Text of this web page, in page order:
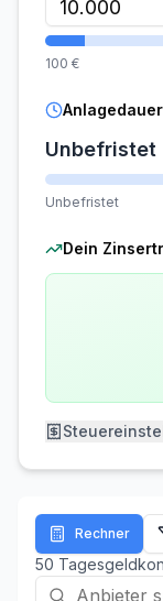
100 €
Anlagedauer
Unbefristet
Unbefristet
Dein
Verbleibend:
Ehepaar /
Rechner
50